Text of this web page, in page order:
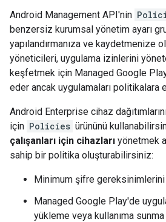
Android Management API'nin
benzersiz kurumsal yönetim ayarı
yapılandırmanıza ve kaydetmenize
yöneticileri, uygulama izinlerini
keşfetmek için Managed Google
eder ancak uygulamaları politikalara
Android Enterprise cihaz
için Policies ürününü
çalışanları için cihazları yönetmek
sahip bir politika oluşturabilirsiniz:
Minimum şifre gereksinimlerini
Managed Google Play'de
yükleme veya kullanıma sunma